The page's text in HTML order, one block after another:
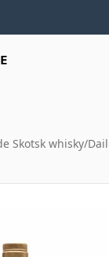
Skotsk whisky/